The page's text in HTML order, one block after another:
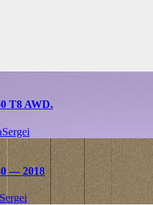
T8 AWD.
— 2018